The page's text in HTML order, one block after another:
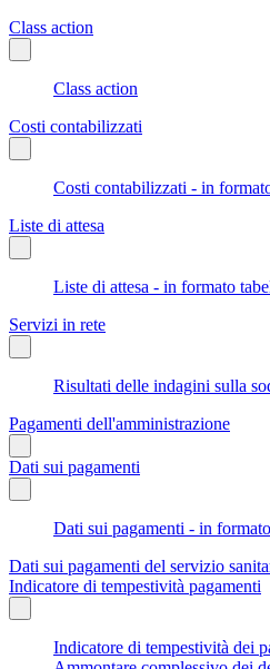
Class action
Class action
Costi contabilizzati
Costi contabilizzati - in
Liste di attesa
Liste di attesa - in formato
Servizi in rete
Risultati delle indagini sulla
Pagamenti dell'amministrazione
Dati sui pagamenti
Dati sui pagamenti - in
Dati sui pagamenti del servizio
Indicatore di tempestività pagamenti
Indicatore di tempestività dei